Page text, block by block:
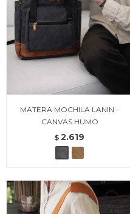
MATERA MOCHILA LANIN -
CANVAS HUMO
$ 2.619